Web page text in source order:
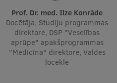
Prof. Dr. med. Ilze Konrāde
Docētāja, Studiju programmas
direktore, DSP "Veselības
aprūpe" apakšprogrammas
"Medicīna" direktore, Valdes
locekle